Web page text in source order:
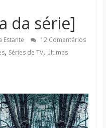
da série]
Estante
12 Comentários
, Séries de TV, últimas